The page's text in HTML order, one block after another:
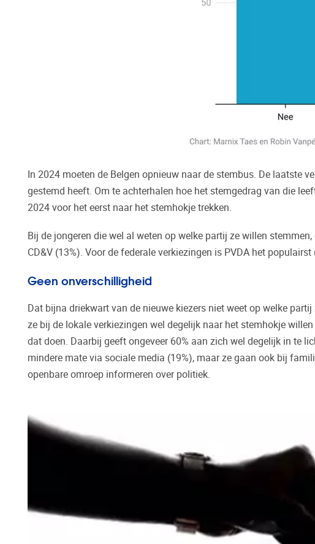
In 2024 moeten de Belgen opnieuw naar de stembus. De laatste
gestemd heeft. Om te achterhalen hoe het stemgedrag van die
2024 voor het eerst naar het stemhokje trekken.
Bij de jongeren die wel al weten op welke partij ze willen
CD&V (13%). Voor de federale verkiezingen is PVDA het
Geen onverschilligheid
Dat bijna driekwart van de nieuwe kiezers niet weet op welke
ze bij de lokale verkiezingen wel degelijk naar het stemhokje
dat doen. Daarbij geeft ongeveer 60% aan zich wel degelijk in te
mindere mate via sociale media (19%), maar ze gaan ook bij
openbare omroep informeren over politiek.